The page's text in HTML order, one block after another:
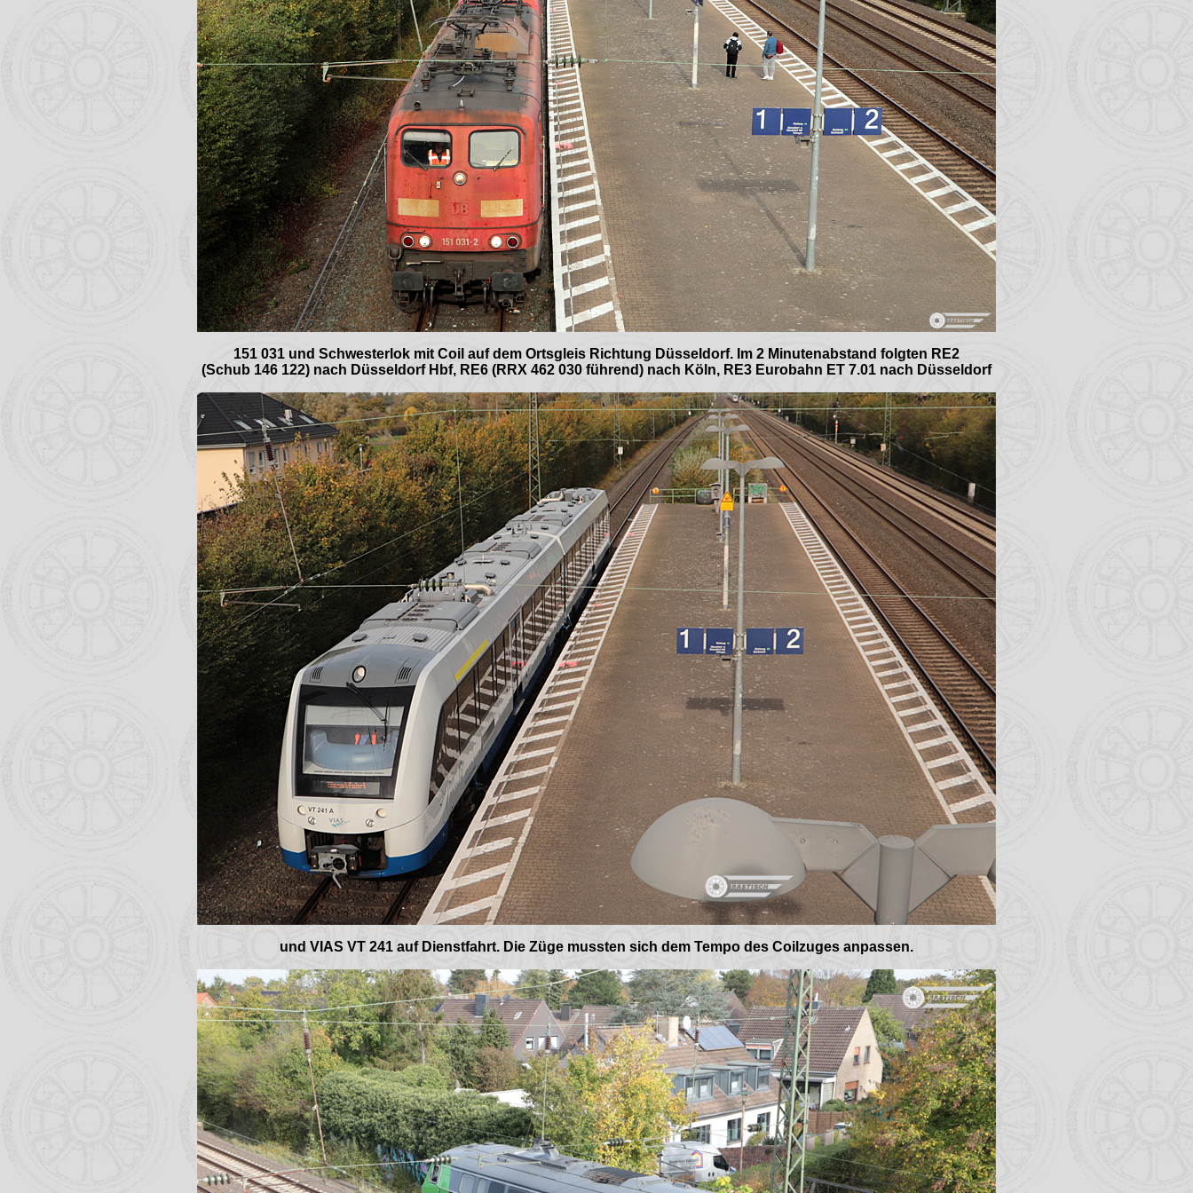
151 031 und Schwesterlok mit Coil auf dem Ortsgleis Richtung Düsseldorf. Im 2 Minutenabstand folgten RE2
(Schub 146 122) nach Düsseldorf Hbf, RE6 (RRX 462 030 führend) nach Köln, RE3 Eurobahn ET 7.01 nach Düsseldorf
und VIAS VT 241 auf Dienstfahrt. Die Züge mussten sich dem Tempo des Coilzuges anpassen.